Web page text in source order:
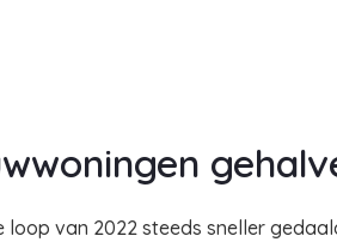
van 2022 steeds sneller